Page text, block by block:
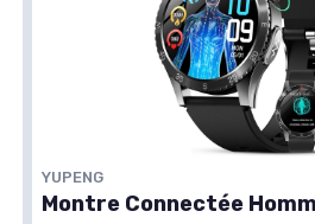
YUPENG
Montre Connectée